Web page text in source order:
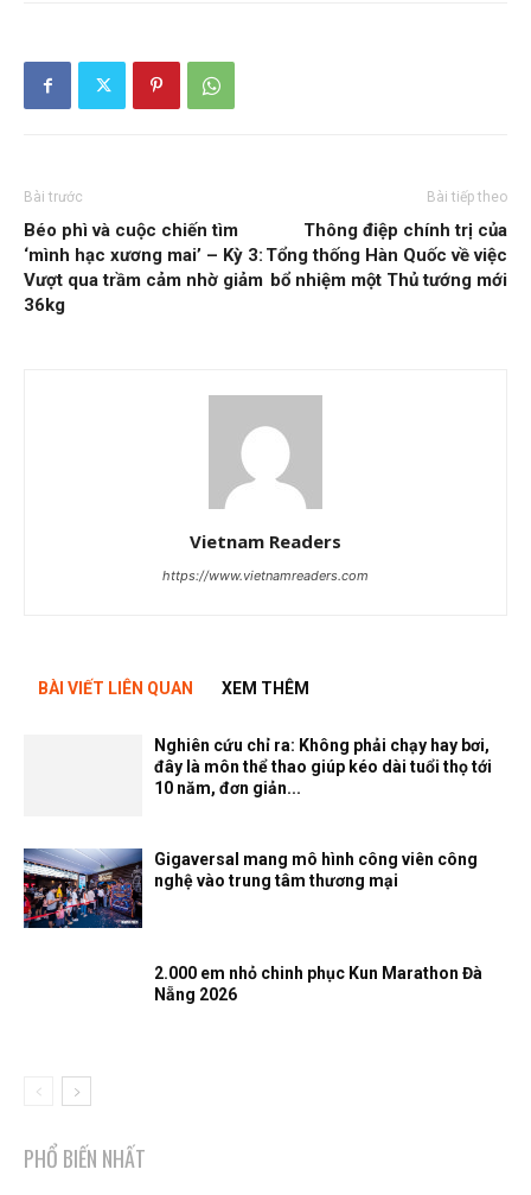
Bài trước
Béo phì và cuộc chiến tìm
‘mình hạc xương mai’ – Kỳ 3:
Vượt qua trầm cảm nhờ giảm
36kg
Bài tiếp theo
Thông điệp chính trị của
Tổng thống Hàn Quốc về việc
bổ nhiệm một Thủ tướng mới
Vietnam Readers
https://www.vietnamreaders.com
BÀI VIẾT LIÊN QUAN XEM THÊM
Nghiên cứu chỉ ra: Không phải chạy hay bơi,
đây là môn thể thao giúp kéo dài tuổi thọ tới
10 năm, đơn giản...
Gigaversal mang mô hình công viên công
nghệ vào trung tâm thương mại
2.000 em nhỏ chinh phục Kun Marathon Đà
Nẵng 2026
PHỔ BIẾN NHẤT